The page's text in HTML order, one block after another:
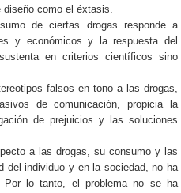
diseño como el éxtasis.
de ciertas drogas responde a
y económicos y la respuesta del
en criterios científicos sino
falsos en tono a las drogas,
de comunicación, propicia la
de prejuicios y las soluciones
a las drogas, su consumo y las
del individuo y en la sociedad, no ha
Por lo tanto, el problema no se ha